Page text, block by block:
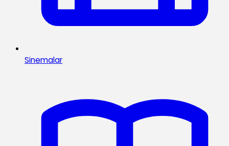
Sinemalar